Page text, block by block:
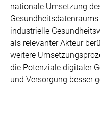
nationale Umsetzung
industrielle
als relevanter Akteur
weitere
die Potenziale digitaler
und Versorgung besser